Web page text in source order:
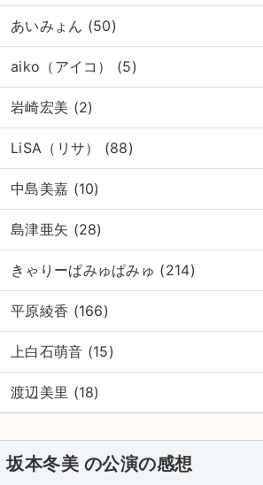
あいみょん (50)
aiko（アイコ） (5)
岩崎宏美 (2)
LiSA（リサ） (88)
中島美嘉 (10)
島津亜矢 (28)
きゃりーぱみゅぱみゅ (214)
平原綾香 (166)
上白石萌音 (15)
渡辺美里 (18)
坂本冬美 の公演の感想